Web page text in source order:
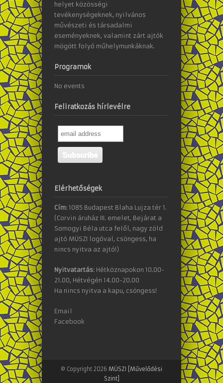
helyet közösségi
tevékenységeknek, nyilvános
művészeti és társadalmi
eseményeknek, valamint zárt ajtók
mögött folyó műhelymunkáknak.
Programok
No events
Feliratkozás hírlevélre
Elérhetőségek
Cím: 1085 Budapest Blaha Lujza tér 1.
(Corvin áruház III. emelet, Bejárat a
Somogyi Béla utca felől, nagy zöld
ajtó MÜSZI logóval, csöngess, ha
nincs nyitva az ajtó!)
Nyitvatartás: Hétköznapokon 10.00-
21.00, Hétvégén 14.00-20.00
Ha nincs nyitva a kapu, csöngess!
Email
Facebook
© Copyright 2026 MÜSZI [Művelődési
Szint]